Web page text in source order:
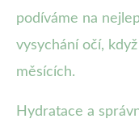
podíváme na
vysychání očí,
měsících.
Hydratace a